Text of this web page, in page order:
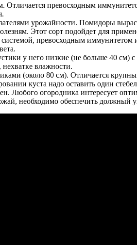
Отличается превосходным
урожайности. Помидоры
Этот сорт подойдет для
превосходным
у него низкие (не больше 40
влажности.
(около 80 см). Отличается
куста надо оставить один
Любого огородника интересует
необходимо обеспечить должный